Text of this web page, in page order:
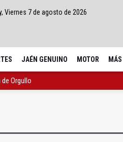
Viernes 7 de agosto de 2026
JAÉN GENUINO MOTOR MÁS
Orgullo